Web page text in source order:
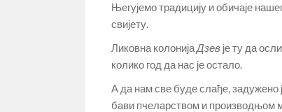
Његујемо традицију и обичаје
свијету.
Ликовна колонијаДзев је ту да
колико год да нас је остало.
А да нам све буде слађе,
бави пчеларством и производњом